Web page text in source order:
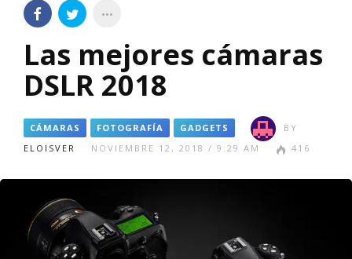
Las mejores cámaras
DSLR 2018
CÁMARAS FOTOGRAFÍA GADGETS
BY
ELOISVER
NOVIEMBRE 12, 2018 / 9:29 AM 416